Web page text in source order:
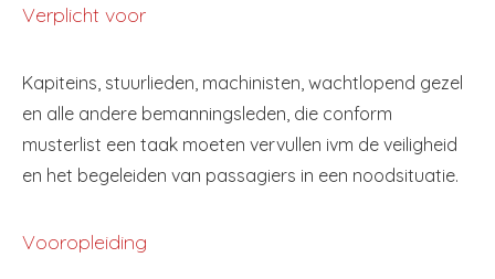
Verplicht voor
Kapiteins, stuurlieden, machinisten, wachtlopend gezel
en alle andere bemanningsleden, die conform
musterlist een taak moeten vervullen ivm de veiligheid
en het begeleiden van passagiers in een noodsituatie.
Vooropleiding